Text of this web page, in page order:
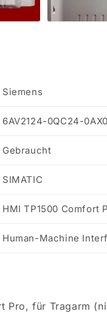
Siemens
6AV2124-0QC24-0AX0
Gebraucht
SIMATIC
HMI TP1500 Comfort
Human-Machine
Pro, für Tragarm